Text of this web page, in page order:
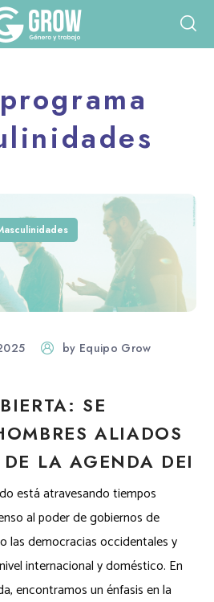
programa
by Equipo Grow
SE
ALIADOS
LA AGENDA DEI
está atravesando tiempos
al poder de gobiernos de
las democracias occidentales y
internacional y doméstico. En
encontramos un énfasis en la